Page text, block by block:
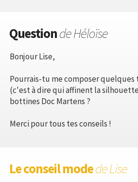
Questionde Héloïse
Bonjour Lise,
Pourrais-tu me composer quelques
(c'est à dire qui affinent la
bottines Doc Martens ?
Merci pour tous tes conseils !
Le conseil modede Lise